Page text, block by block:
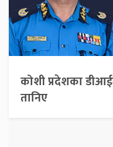
कोशी प्रदेशका
तानिए